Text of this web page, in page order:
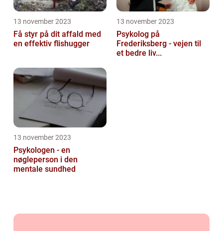
13 november 2023
Få styr på dit affald med
en effektiv flishugger
13 november 2023
Psykolog på
Frederiksberg - vejen til
et bedre liv...
13 november 2023
Psykologen - en
nøgleperson i den
mentale sundhed